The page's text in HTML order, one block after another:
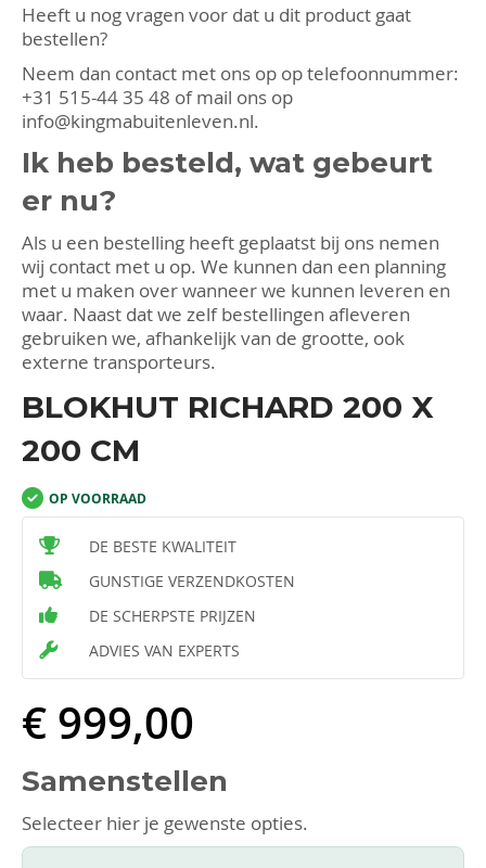
Heeft u nog vragen voor dat u dit product gaat
bestellen?
Neem dan contact met ons op op telefoonnummer:
+31 515-44 35 48 of mail ons op
info@kingmabuitenleven.nl.
Ik heb besteld, wat gebeurt
er nu?
Als u een bestelling heeft geplaatst bij ons nemen
wij contact met u op. We kunnen dan een planning
met u maken over wanneer we kunnen leveren en
waar. Naast dat we zelf bestellingen afleveren
gebruiken we, afhankelijk van de grootte, ook
externe transporteurs.
BLOKHUT RICHARD 200 X
200 CM
OP VOORRAAD
DE BESTE KWALITEIT
GUNSTIGE VERZENDKOSTEN
DE SCHERPSTE PRIJZEN
ADVIES VAN EXPERTS
€ 999,00
Samenstellen
Selecteer hier je gewenste opties.